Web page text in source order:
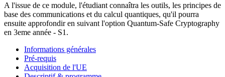
A l'issue de ce module, l'étudiant connaîtra les outils, les principes de
base des communications et du calcul quantiques, qu'il pourra
ensuite approfondir en suivant l'option Quantum-Safe Cryptography
en 3eme année - S1.
Informations générales
Pré-requis
Acquisition de l'UE